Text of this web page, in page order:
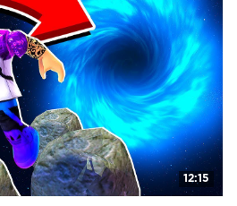
12:15